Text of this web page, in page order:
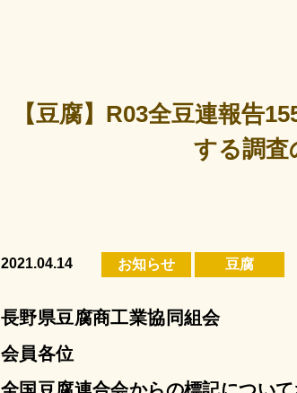
【豆腐】R03全豆連報告
する調査
2021.04.14 お知らせ 豆腐
長野県豆腐商工業協同組会
会員各位